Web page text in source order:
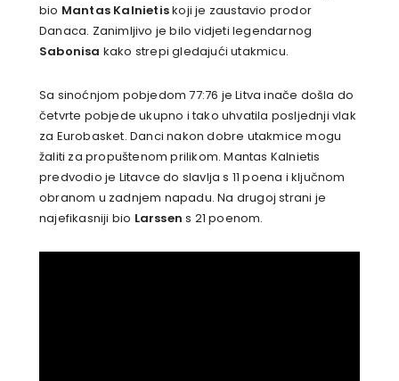
bio Mantas Kalnietiskoji je zaustavio prodor
Danaca. Zanimljivo je bilo vidjeti legendarnog
Sabonisa kako strepi gledajući utakmicu.
Sa sinoćnjom pobjedom 77:76 je Litva inače došla do
četvrte pobjede ukupno i tako uhvatila posljednji vlak
za Eurobasket. Danci nakon dobre utakmice mogu
žaliti za propuštenom prilikom. Mantas Kalnietis
predvodio je Litavce do slavlja s 11 poena i ključnom
obranom u zadnjem napadu. Na drugoj strani je
najefikasniji bio Larssen s 21 poenom.